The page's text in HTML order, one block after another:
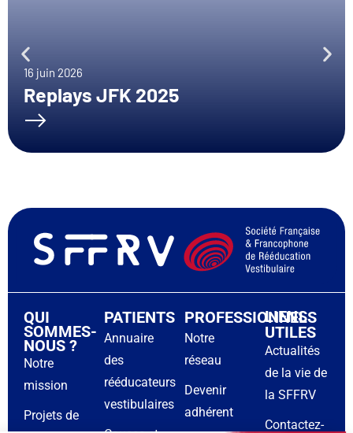
16 juin 2026
Replays JFK 2025
QUI
SOMMES-
NOUS ?
Notre
mission
Projets de
PATIENTS
Annuaire
des
rééducateurs
vestibulaires
PROFESSIONNELS
Notre
réseau
Devenir
adhérent
LIENS
UTILES
Actualités
de la vie de
la SFFRV
Contactez-